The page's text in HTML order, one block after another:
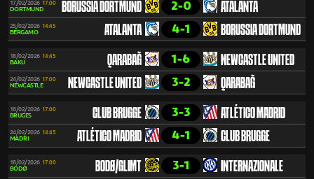
17/02/2026 17:00
DORTMUND BORUSSIA DORTMUND 2-0 ATALANTA
25/02/2026 14:45
BÉRGAMO ATALANTA 4-1 BORUSSIA DORTMUND
18/02/2026 14:45
BAKU QARABAĞ 1-6 NEWCASTLE UNITED
24/02/2026 17:00
NEWCASTLE NEWCASTLE UNITED 3-2 QARABAĞ
18/02/2026 17:00
BRUGES CLUB BRUGGE 3-3 ATLÉTICO MADRID
24/02/2026 14:45
MADRI ATLÉTICO MADRID 4-1 CLUB BRUGGE
18/02/2026 17:00
BODØ BODØ/GLIMT 3-1 INTERNAZIONALE